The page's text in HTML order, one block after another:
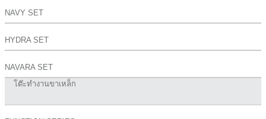
NAVY SET
HYDRA SET
NAVARA SET
โต๊ะทำงานขาเหล็ก